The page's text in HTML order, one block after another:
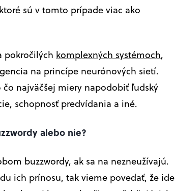
sú v tomto prípade viac ako
pokročilých komplexných systémoch,
na princípe neurónových sietí.
najväčšej miery napodobiť ľudský
schopnosť predvídania a iné.
alebo nie?
buzzwordy, ak sa na nezneužívajú.
ich prínosu, tak vieme povedať, že ide